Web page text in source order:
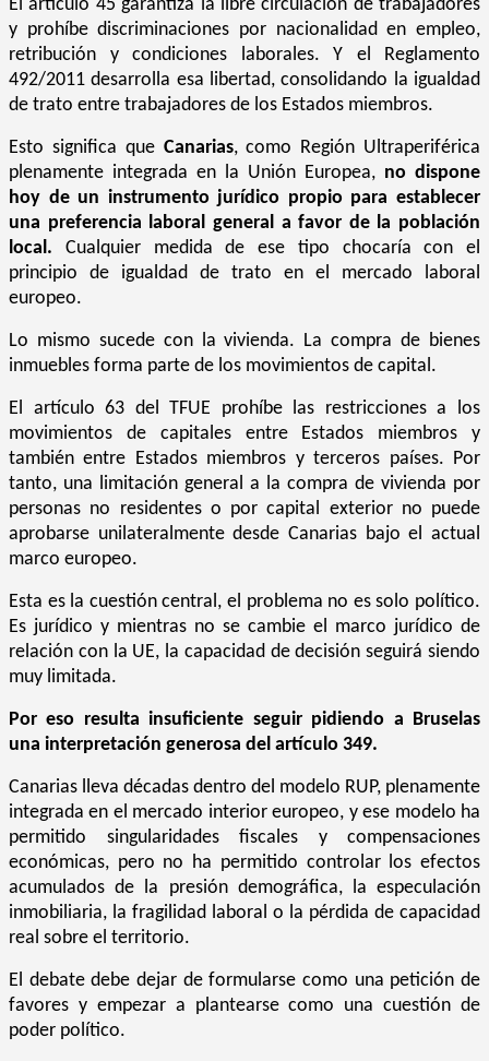
El artículo 45 garantiza la libre circulación de trabajadores
y prohíbe discriminaciones por nacionalidad en empleo,
retribución y condiciones laborales. Y el Reglamento
492/2011 desarrolla esa libertad, consolidando la igualdad
de trato entre trabajadores de los Estados miembros.
Esto significa que Canarias, como Región Ultraperiférica
plenamente integrada en la Unión Europea, no dispone
hoy de un instrumento jurídico propio para establecer
una preferencia laboral general a favor de la población
local. Cualquier medida de ese tipo chocaría con el
principio de igualdad de trato en el mercado laboral
europeo.
Lo mismo sucede con la vivienda. La compra de bienes
inmuebles forma parte de los movimientos de capital.
El artículo 63 del TFUE prohíbe las restricciones a los
movimientos de capitales entre Estados miembros y
también entre Estados miembros y terceros países. Por
tanto, una limitación general a la compra de vivienda por
personas no residentes o por capital exterior no puede
aprobarse unilateralmente desde Canarias bajo el actual
marco europeo.
Esta es la cuestión central, el problema no es solo político.
Es jurídico y mientras no se cambie el marco jurídico de
relación con la UE, la capacidad de decisión seguirá siendo
muy limitada.
Por eso resulta insuficiente seguir pidiendo a Bruselas
una interpretación generosa del artículo 349.
Canarias lleva décadas dentro del modelo RUP, plenamente
integrada en el mercado interior europeo, y ese modelo ha
permitido singularidades fiscales y compensaciones
económicas, pero no ha permitido controlar los efectos
acumulados de la presión demográfica, la especulación
inmobiliaria, la fragilidad laboral o la pérdida de capacidad
real sobre el territorio.
El debate debe dejar de formularse como una petición de
favores y empezar a plantearse como una cuestión de
poder político.